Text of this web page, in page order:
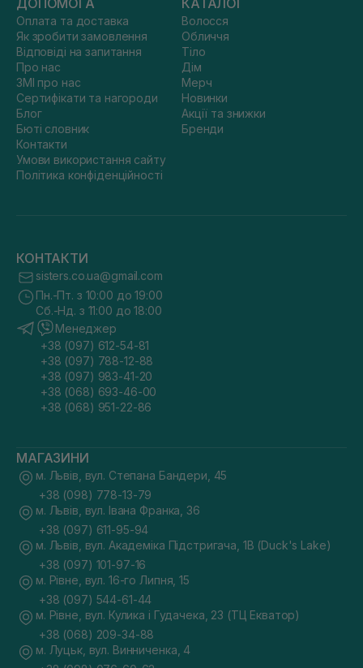
ДОПОМОГА
Оплата та доставка
Як зробити замовлення
Відповіді на запитання
Про нас
ЗМІ про нас
Сертифікати та нагороди
Блог
Бюті словник
Контакти
Умови використання сайту
Політика конфіденційності
КАТАЛОГ
Волосся
Обличчя
Тіло
Дім
Мерч
Новинки
Акції та знижки
Бренди
КОНТАКТИ
sisters.co.ua@gmail.com
Пн.-Пт. з 10:00 до 19:00
Сб.-Нд. з 11:00 до 18:00
Менеджер
+38 (097) 612-54-81
+38 (097) 788-12-88
+38 (097) 983-41-20
+38 (068) 693-46-00
+38 (068) 951-22-86
МАГАЗИНИ
м. Львів, вул. Степана Бандери, 45
+38 (098) 778-13-79
м. Львів, вул. Івана Франка, 36
+38 (097) 611-95-94
м. Львів, вул. Академіка Підстригача, 1В (Duck's Lake)
+38 (097) 101-97-16
м. Рівне, вул. 16-го Липня, 15
+38 (097) 544-61-44
м. Рівне, вул. Кулика і Гудачека, 23 (ТЦ Екватор)
+38 (068) 209-34-88
м. Луцьк, вул. Винниченка, 4